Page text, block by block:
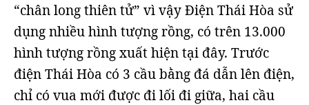
“chân long thiên tử” vì vậy Điện Thái Hòa sử
dụng nhiều hình tượng rồng, có trên 13.000
hình tượng rồng xuất hiện tại đây. Trước
điện Thái Hòa có 3 cầu bằng đá dẫn lên điện,
chỉ có vua mới được đi lối đi giữa, hai cầu